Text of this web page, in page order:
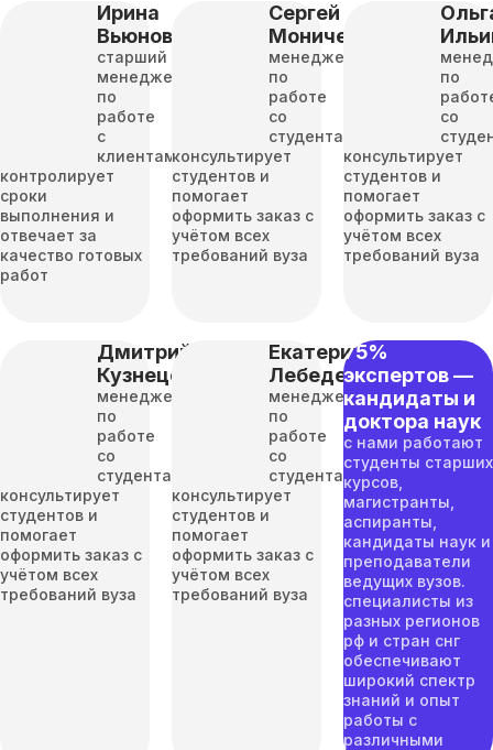
Ирина
Вьюнова
старший
менеджер
по
работе
с
клиентами
контролирует
сроки
выполнения и
отвечает за
качество готовых
работ
Сергей
Моничев
менеджер
по
работе
со
студентами
консультирует
студентов и
помогает
оформить заказ с
учётом всех
требований вуза
по
со
консультирует
студентов и
помогает
оформить заказ с
учётом всех
требований вуза
Дмитрий
Кузнецов
менеджер
по
работе
со
студентами
консультирует
студентов и
помогает
оформить заказ с
учётом всех
требований вуза
Екатерина
Лебедева
менеджер
по
работе
со
студентами
консультирует
студентов и
помогает
оформить заказ с
учётом всех
требований вуза
75%
экспертов —
кандидаты и
доктора наук
с нами работают
студенты старших
курсов,
магистранты,
аспиранты,
кандидаты наук и
преподаватели
ведущих вузов.
специалисты из
разных регионов
рф и стран снг
обеспечивают
широкий спектр
знаний и опыт
работы с
различными